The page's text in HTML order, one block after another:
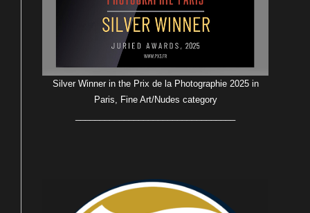
Silver Winner in the Prix de la Photographie 2025 in
Paris, Fine Art/Nudes category